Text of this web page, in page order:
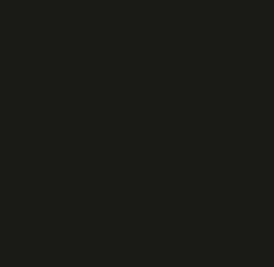
pelo
a camisa do Botafogo. E
Uma partida
nessa partida de sair
atuação. Então,
mais uma motivação